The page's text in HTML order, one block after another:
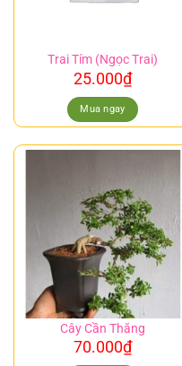
Trai Tím (Ngọc Trai)
25.000₫
Mua ngay
Cây Cần Thăng
70.000₫